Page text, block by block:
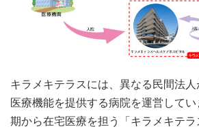
キラメキテラスには、異なる民間法
医療機能を提供する病院を運営して
期から在宅医療を担う「キラメキテ